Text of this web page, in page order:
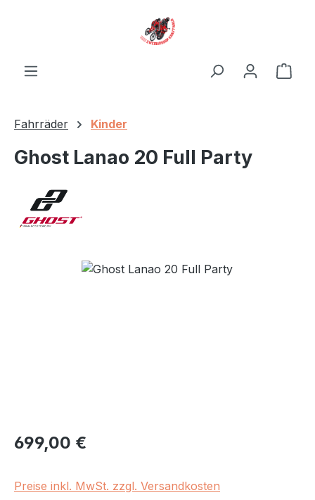
Fahrräder Kinder
Ghost Lanao 20 Full Party
Bildergalerie überspringen
Regulärer Preis:
699,00 €
Preise inkl. MwSt. zzgl. Versandkosten